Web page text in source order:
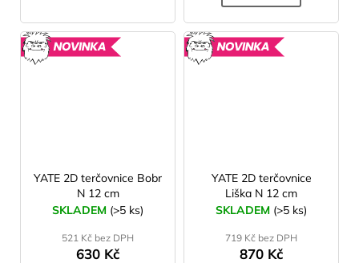
NOVINKA
YATE 2D terčovnice Bobr
N 12 cm
SKLADEM (>5 ks)
521 Kč bez DPH
630 Kč
YATE 2D terčovnice
Liška N 12 cm
SKLADEM (>5 ks)
719 Kč bez DPH
870 Kč